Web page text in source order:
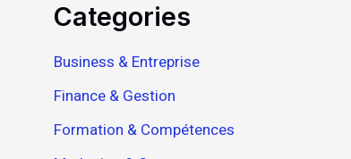
Categories
Business & Entreprise
Finance & Gestion
Formation & Compétences